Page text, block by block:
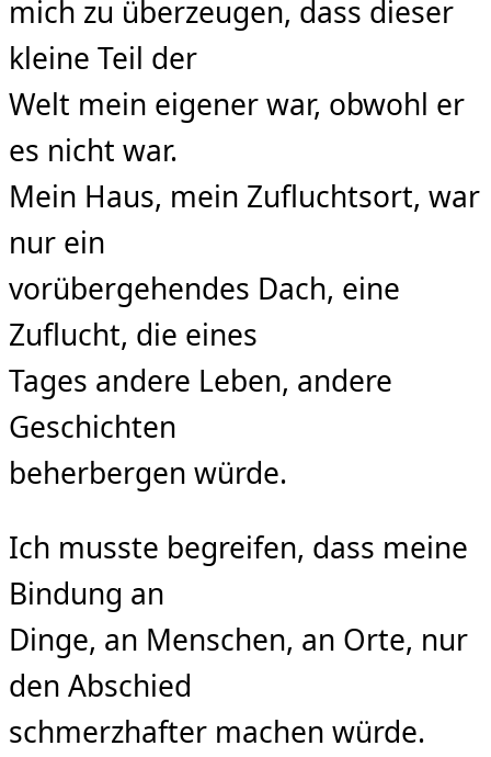
mich zu überzeugen, dass dieser
kleine Teil der
Welt mein eigener war, obwohl er
es nicht war.
Mein Haus, mein Zuﬂuchtsort, war
nur ein
vorübergehendes Dach, eine
Zuﬂucht, die eines
Tages andere Leben, andere
Geschichten
beherbergen würde.
Ich musste begreifen, dass meine
Bindung an
Dinge, an Menschen, an Orte, nur
den Abschied
schmerzhafter machen würde.